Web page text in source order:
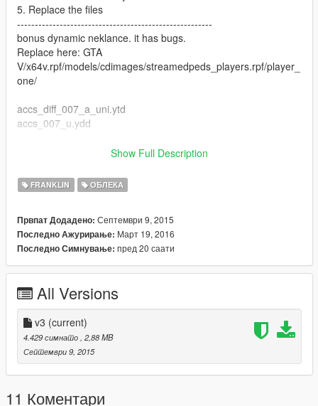
5. Replace the files
-------------------------------------------------------
bonus dynamic neklance. it has bugs.
Replace here: GTA
V/x64v.rpf/models/cdimages/streamedpeds_players.rpf/player_
one/
accs_diff_007_a_uni.ytd
accs_007_u.ydd
V2 added new jeans plus "belt"Show Full Description
FRANKLIN ОБЛЕКА
Првпат Додадено: Септември 9, 2015
Последно Ажурирање: Март 19, 2016
Последно Симнување: пред 20 саати
All Versions
v3 (current)
4.429 симнато , 2,88 MB
Септември 9, 2015
11 Коментари